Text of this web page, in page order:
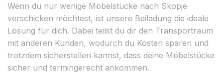
Wenn du nur wenige Möbelstücke nach Skopje
verschicken möchtest, ist unsere Beiladung die ideale
Lösung für dich. Dabei teilst du dir den Transportraum
mit anderen Kunden, wodurch du Kosten sparen und
trotzdem sicherstellen kannst, dass deine Möbelstücke
sicher und termingerecht ankommen.